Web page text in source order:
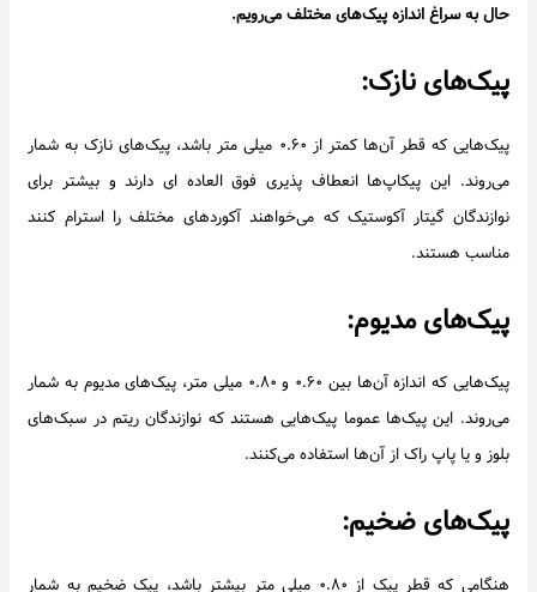
حال به سراغ اندازه پیک‌های مختلف می‌رویم.
پیک‌های نازک:
پیک‌هایی که قطر آن‌ها کمتر از ۰.۶۰ میلی متر باشد، پیک‌های نازک به شمار
می‌روند. این پیکاپ‌ها انعطاف پذیری فوق العاده ای دارند و بیشتر برای
نوازندگان گیتار آکوستیک که می‌خواهند آکوردهای مختلف را استرام کنند
مناسب هستند.
پیک‌های مدیوم:
پیک‌هایی که اندازه آن‌ها بین ۰.۶۰ و ۰.۸۰ میلی متر، پیک‌های مدیوم به شمار
می‌روند. این پیک‌ها عموما پیک‌هایی هستند که نوازندگان ریتم در سبک‌های
بلوز و یا پاپ راک از آن‌‌ها استفاده می‌کنند.
پیک‌های ضخیم:
هنگامی که قطر پیک از ۰.۸۰ میلی متر بیشتر باشد، پیک ضخیم به شمار